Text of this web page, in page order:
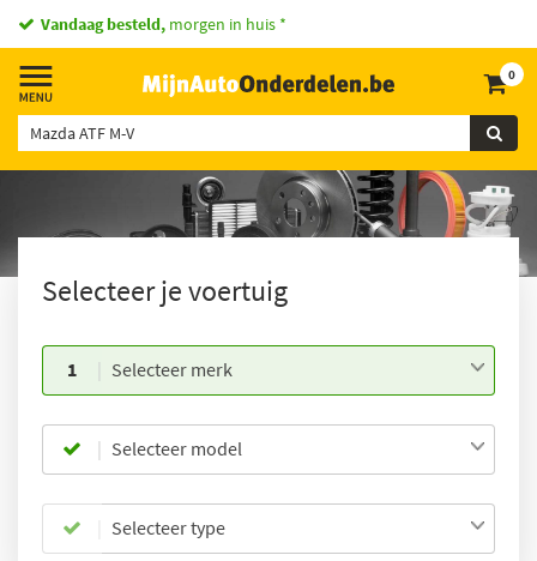
Vandaag besteld, morgen in huis *
0
Selecteer je voertuig
1 Selecteer merk
Selecteer model
Selecteer type